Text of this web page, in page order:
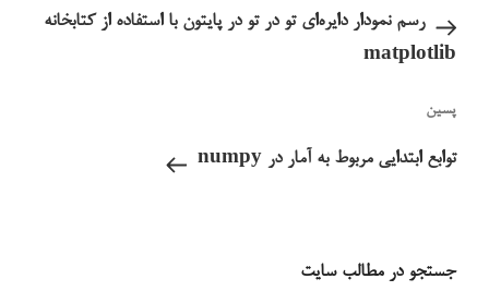
رسم نمودار دایره‌ای تو در تو در پایتون با استفاده از کتابخانه
matplotlib
نوشته‌ٔ
پسین
توابع ابتدایی مربوط به آمار در numpy
جستجو در مطالب سایت